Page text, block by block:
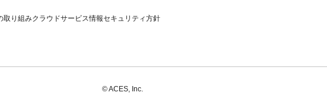
取り組みクラウドサービス情報セキュリティ方針
© ACES, Inc.